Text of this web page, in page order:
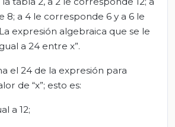
8; a 4 le corresponde 6 y a 6 le
expresión algebraica que se le
a 24 entre x”.
el 24 de la expresión para
de “x”; esto es:
a 12;